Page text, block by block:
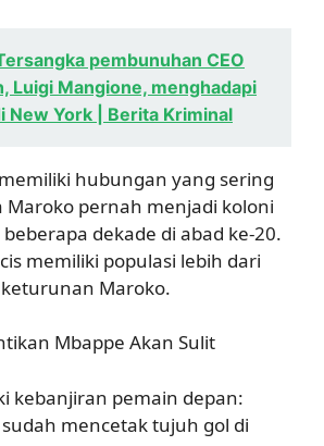
pembunuhan CEO
Luigi Mangione, menghadapi
New York | Berita Kriminal
hubungan yang sering
pernah menjadi koloni
dekade di abad ke-20.
memiliki populasi lebih dari
Maroko.
Mbappe Akan Sulit
kebanjiran pemain depan:
mencetak tujuh gol di